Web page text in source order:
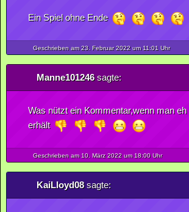
Ein Spiel ohne Ende
Geschrieben am 23. Februar2022um 11:01 Uhr
Manne101246sagte:
Was nützt ein Kommentar,wenn man
erhält
Geschrieben am 10. März2022um 18:00 Uhr
KaiLloyd08sagte: